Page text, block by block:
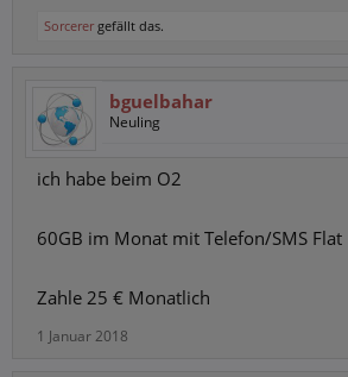
Sorcerer gefällt das.
bguelbahar
Neuling
ich habe beim O2
60GB im Monat mit Telefon/SMS Flat
Zahle 25 € Monatlich
1 Januar 2018